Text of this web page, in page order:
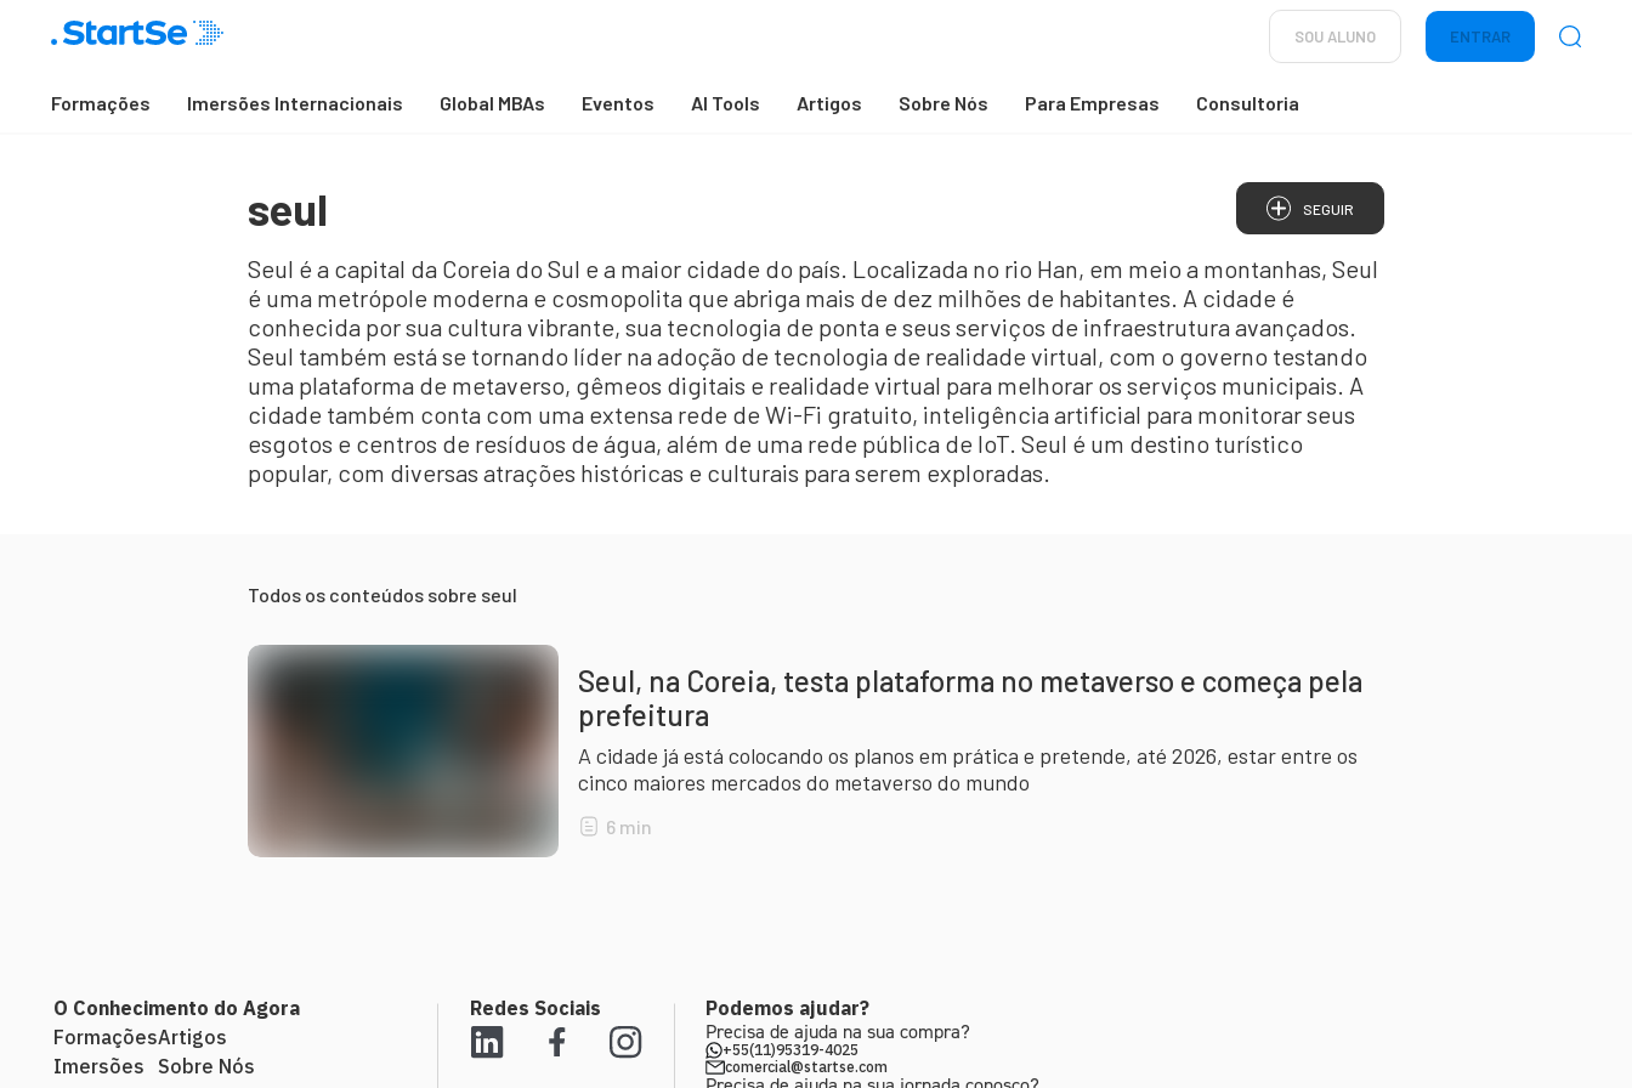
SOU ALUNO ENTRAR
Formações Imersões Internacionais Global MBAs Eventos AI Tools Artigos Sobre Nós Para Empresas Consultoria
seul SEGUIR
Seul é a capital da Coreia do Sul e a maior cidade do país. Localizada no rio Han, em meio a montanhas, Seul
é uma metrópole moderna e cosmopolita que abriga mais de dez milhões de habitantes. A cidade é
conhecida por sua cultura vibrante, sua tecnologia de ponta e seus serviços de infraestrutura avançados.
Seul também está se tornando líder na adoção de tecnologia de realidade virtual, com o governo testando
uma plataforma de metaverso, gêmeos digitais e realidade virtual para melhorar os serviços municipais. A
cidade também conta com uma extensa rede de Wi-Fi gratuito, inteligência artificial para monitorar seus
esgotos e centros de resíduos de água, além de uma rede pública de IoT. Seul é um destino turístico
popular, com diversas atrações históricas e culturais para serem exploradas.
Todos os conteúdos sobre seul
Seul, na Coreia, testa plataforma no metaverso e começa pela
prefeitura
A cidade já está colocando os planos em prática e pretende, até 2026, estar entre os
cinco maiores mercados do metaverso do mundo
6 min
O Conhecimento do Agora
Formações
Imersões
Artigos
Sobre Nós
Redes Sociais Podemos ajudar?
Precisa de ajuda na sua compra?
+55(11)95319-4025
comercial@startse.com